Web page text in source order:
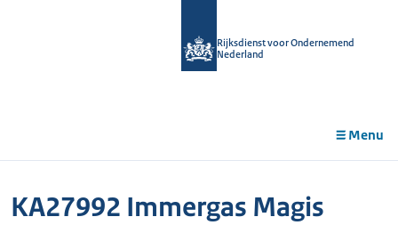
Rijksdienst voor Ondernemend
Nederland
Menu
KA27992 Immergas Magis